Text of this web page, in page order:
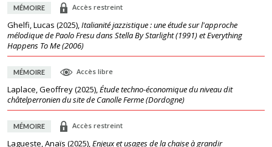
MÉMOIRE Accès restreint
Ghelfi, Lucas (2025),Italianité jazzistique : une étude sur l'approche
mélodique de Paolo Fresu dans Stella By Starlight (1991) et Everything
Happens To Me (2006)
MÉMOIRE Accès libre
Laplace, Geoffrey(2025),Étude techno-économique du niveau dit
châtelperronien du site de Canolle Ferme (Dordogne)
MÉMOIRE Accès restreint
Lagueste, Anaïs (2025),Enjeux et usages de la chaise à grandir